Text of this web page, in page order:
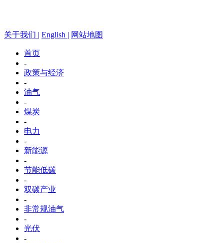
关于我们 | English | 网站地图
首页
-
政策与经济
-
油气
-
煤炭
-
电力
-
新能源
-
节能低碳
-
双碳产业
-
非常规油气
-
光伏
-